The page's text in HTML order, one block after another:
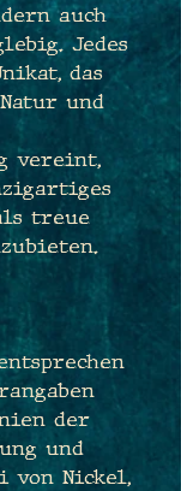
auch
Jedes
das
und
vereint,
treue
der
und
von Nickel,